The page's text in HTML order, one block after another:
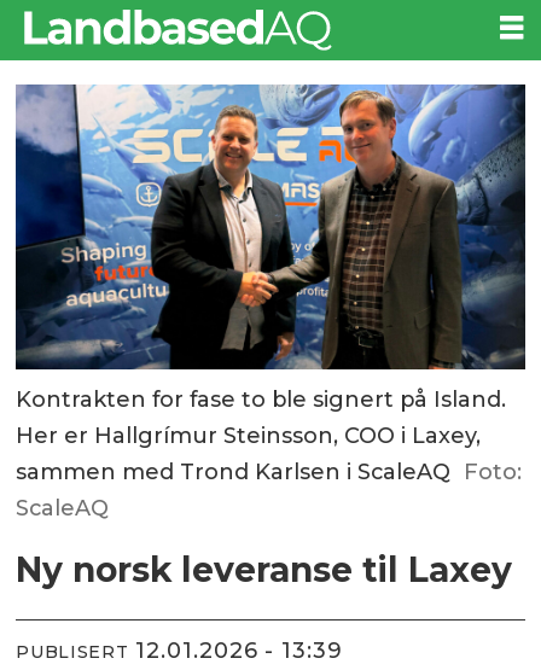
Kontrakten for fase to ble signert på Island.
Her er Hallgrímur Steinsson, COO i Laxey,
sammen med Trond Karlsen i ScaleAQ
Foto:
ScaleAQ
Ny norsk leveranse til Laxey
PUBLISERT 12.01.2026 - 13:39